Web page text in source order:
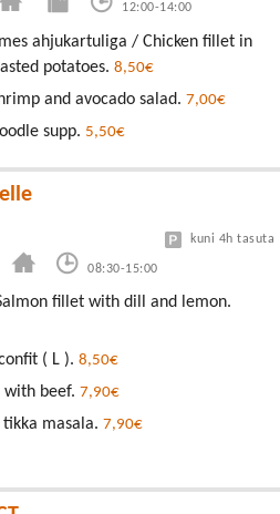
12:00-14:00
ahjukartuliga / Chicken fillet in
potatoes. 8,50€
and avocado salad. 7,00€
supp. 5,50€
08:30-15:00
kuni 4h tasuta
fillet with dill and lemon.
( L ). 8,50€
beef. 7,90€
masala. 7,90€